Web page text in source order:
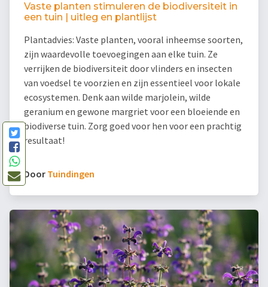
Vaste planten stimuleren de biodiversiteit in
een tuin | uitleg en plantlijst
Plantadvies: Vaste planten, vooral inheemse soorten,
zijn waardevolle toevoegingen aan elke tuin. Ze
verrijken de biodiversiteit door vlinders en insecten
van voedsel te voorzien en zijn essentieel voor lokale
ecosystemen. Denk aan wilde marjolein, wilde
geranium en gewone margriet voor een bloeiende en
biodiverse tuin. Zorg goed voor hen voor een prachtig
resultaat!
Door Tuindingen